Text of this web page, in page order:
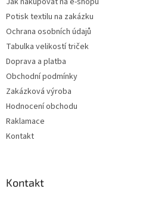
Potisk textilu na zakázku
Ochrana osobních údajů
Tabulka velikostí triček
Doprava a platba
Obchodní podmínky
Zakázková výroba
Hodnocení obchodu
Raklamace
Kontakt
Kontakt